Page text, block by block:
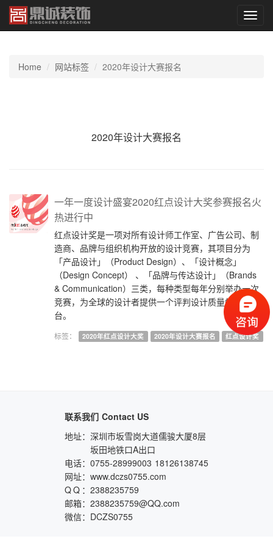
切
换
Home 网站标签 2020年设计大赛报名
2020年设计大赛报名
一年一度设计盛宴2020红点设计大奖参赛报名火
热进行中
红点设计奖是一项对所有设计师工作室、广告公司、制
造商、品牌与组织机构开放的设计竞赛，其项目分为
「产品设计」（Product Design）、「设计概念」
（Design Concept） 、「品牌与传达设计」（Brands
& Communication）三类，每种类型每年分别举办一次
竞赛，为全球的设计者提供一个评判设计质量的优质平
台。
标签： 2020年红点设计大奖 2020年设计大赛报名 红点设计奖
联系我们 Contact US
地址： 深圳市坂雪岗大道儒骏大厦8层
坂田地铁口A出口
电话： 0755-28999003 18126138745
网址： www.dczs0755.com
QQ ： 2388235759
邮箱： 2388235759@QQ.com
微信： DCZS0755